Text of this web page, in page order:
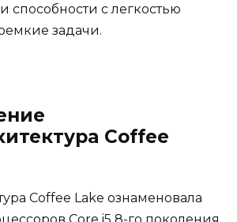
способности с легкостью
задачи.
Coffee
Coffee Lake ознаменовала